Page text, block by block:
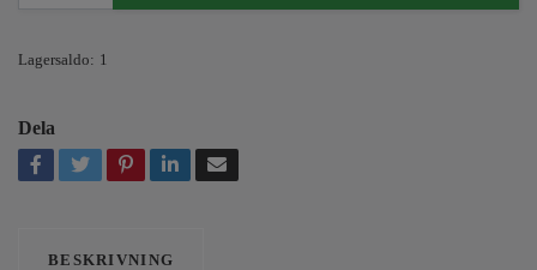
Lagersaldo: 1
Dela
BESKRIVNING